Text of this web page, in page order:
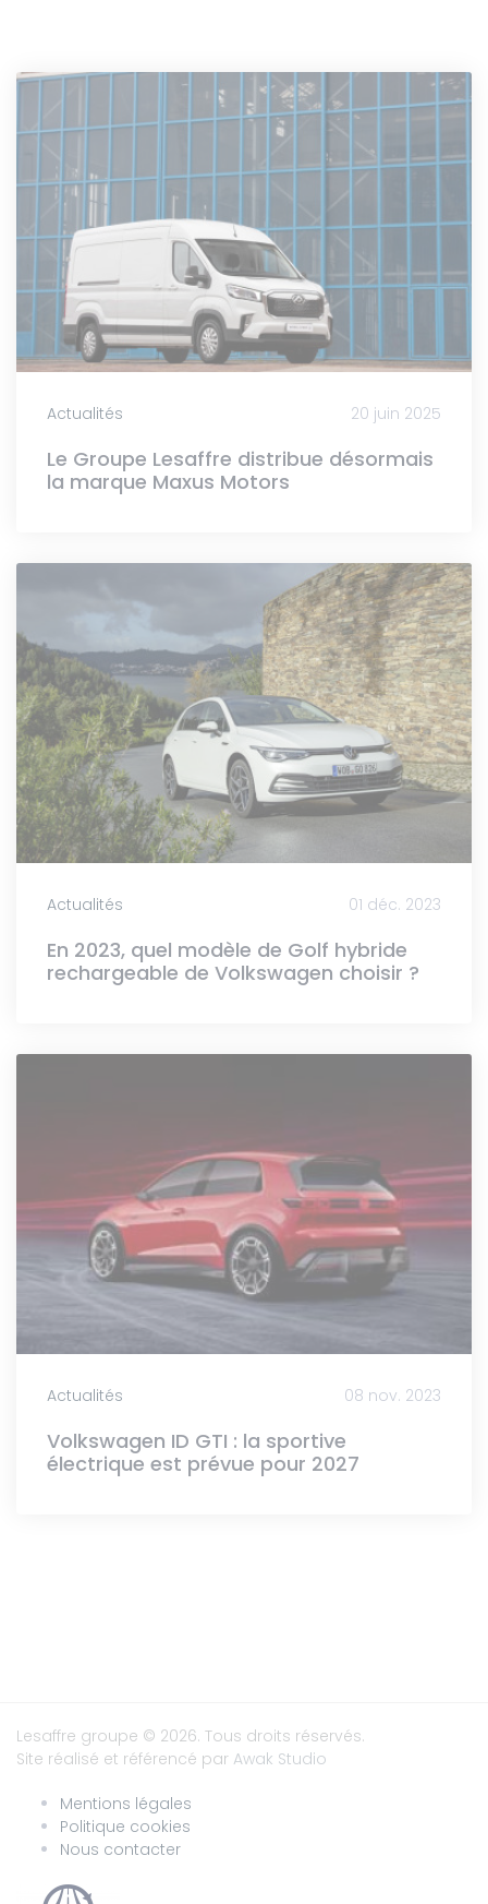
Actualités 20 juin 2025
Le Groupe Lesaffre distribue désormais
la marque Maxus Motors
Actualités 01 déc. 2023
En 2023, quel modèle de Golf hybride
rechargeable de Volkswagen choisir ?
Actualités 08 nov. 2023
Volkswagen ID GTI : la sportive
électrique est prévue pour 2027
Lesaffre groupe © 2026. Tous droits réservés.
Site réalisé et référencé par Awak Studio
Mentions légales
Politique cookies
Nous contacter